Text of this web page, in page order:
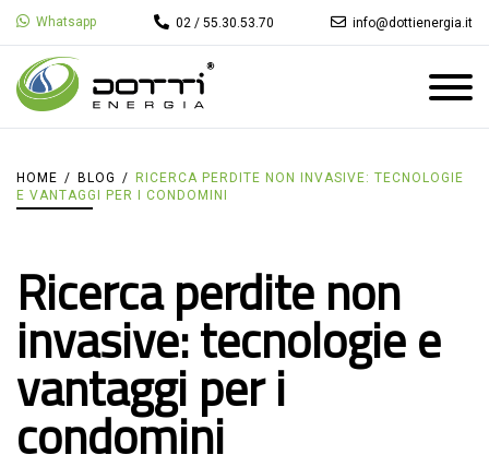
Whatsapp 02 / 55.30.53.70 info@dottienergia.it
HOME / BLOG /
RICERCA PERDITE NON INVASIVE: TECNOLOGIE
E VANTAGGI PER I CONDOMINI
Ricerca perdite non
invasive: tecnologie e
vantaggi per i
condomini